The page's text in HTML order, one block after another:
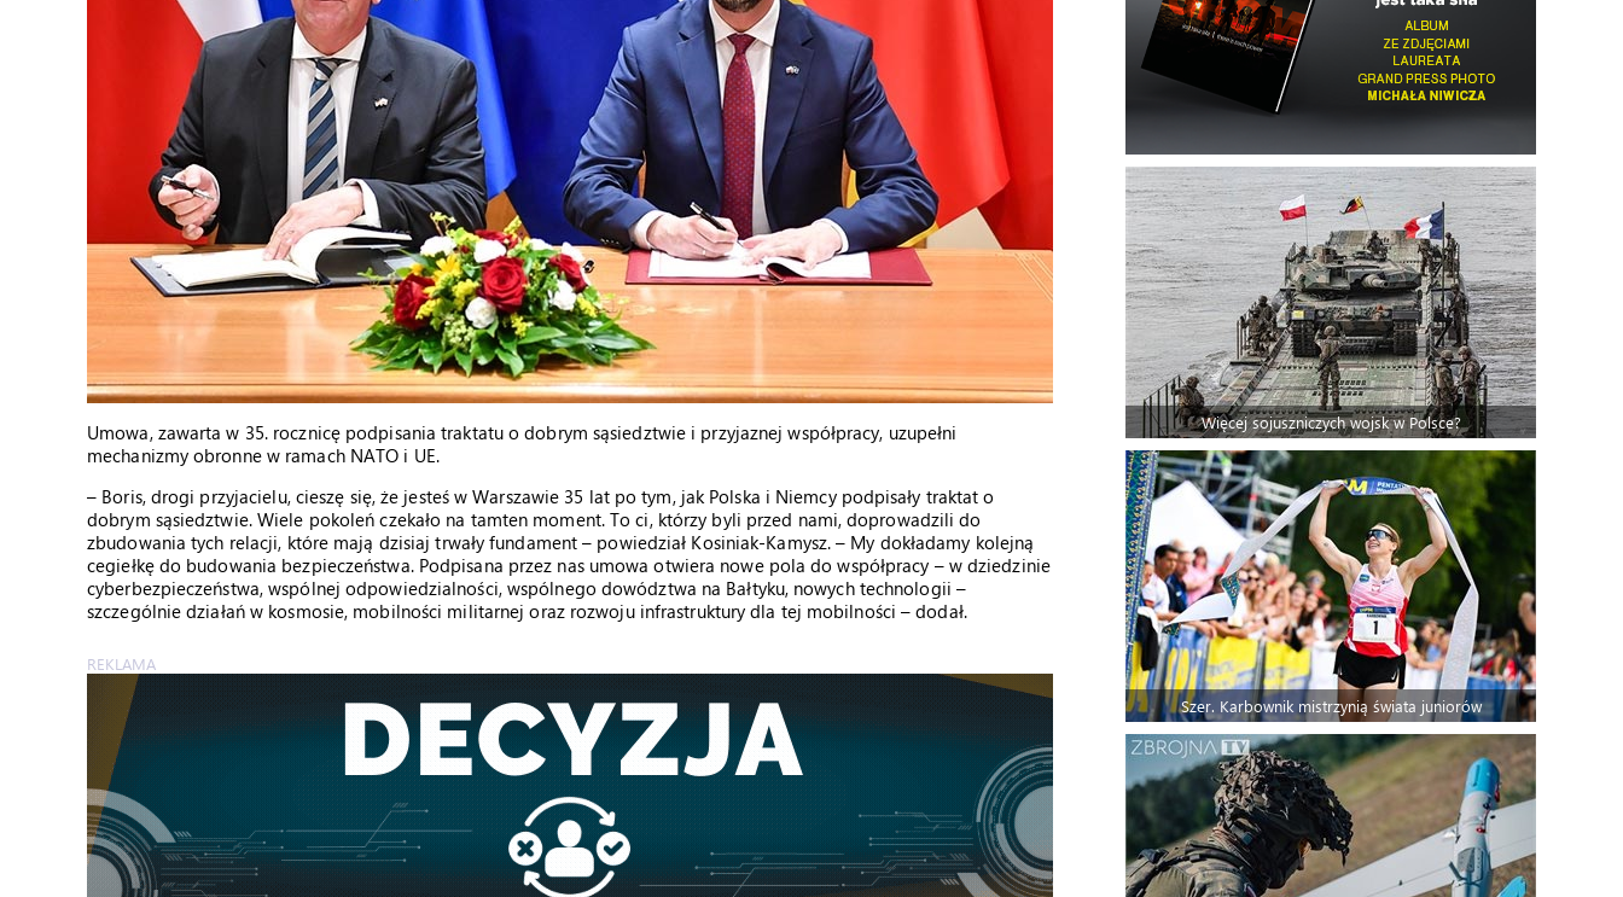
Umowa, zawarta w 35. rocznicę podpisania traktatu o dobrym sąsiedztwie i przyjaznej współpracy, uzupełni
mechanizmy obronne w ramach NATO i UE.
– Boris, drogi przyjacielu, cieszę się, że jesteś w Warszawie 35 lat po tym, jak Polska i Niemcy podpisały traktat o
dobrym sąsiedztwie. Wiele pokoleń czekało na tamten moment. To ci, którzy byli przed nami, doprowadzili do
zbudowania tych relacji, które mają dzisiaj trwały fundament – powiedział Kosiniak-Kamysz. – My dokładamy kolejną
cegiełkę do budowania bezpieczeństwa. Podpisana przez nas umowa otwiera nowe pola do współpracy – w dziedzinie
cyberbezpieczeństwa, wspólnej odpowiedzialności, wspólnego dowództwa na Bałtyku, nowych technologii –
szczególnie działań w kosmosie, mobilności militarnej oraz rozwoju infrastruktury dla tej mobilności – dodał.
REKLAMA
Więcej sojuszniczych wojsk w Polsce?
Szer. Karbownik mistrzynią świata juniorów